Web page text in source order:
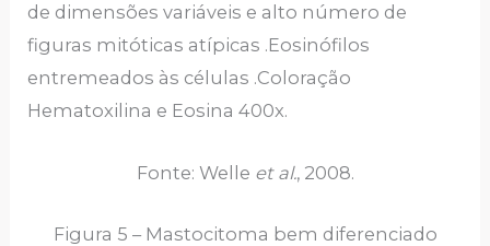
de dimensões variáveis e alto número de
figuras mitóticas atípicas .Eosinófilos
entremeados às células .Coloração
Hematoxilina e Eosina 400x.
Fonte: Welle et al., 2008.
Figura 5 – Mastocitoma bem diferenciado